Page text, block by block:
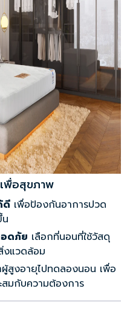
พื่อสุขภาพ
ดี เพื่อป้องกันอาการปวด
ดภัย เลือกที่นอนที่ใช้วัสดุ
งแวดล้อม
สูงอายุไปทดลองนอน เพื่อ
สมกับความต้องการ